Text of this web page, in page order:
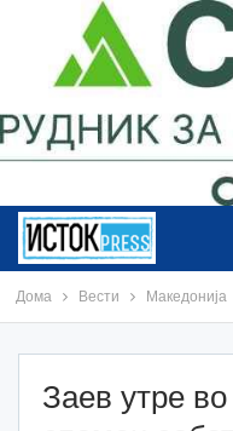
Дома Вести Македонија
Заев утре